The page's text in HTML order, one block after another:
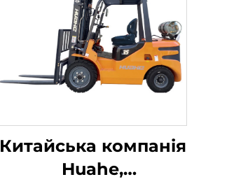
Китайська компанія
Huahe,